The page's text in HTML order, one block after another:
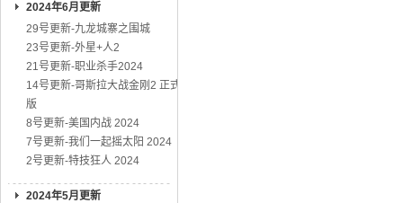
2024年6月更新
29号更新-九龙城寨之围城
23号更新-外星+人2
21号更新-职业杀手2024
14号更新-哥斯拉大战金刚2 正式
版
8号更新-美国内战 2024
7号更新-我们一起摇太阳 2024
2号更新-特技狂人 2024
2024年5月更新